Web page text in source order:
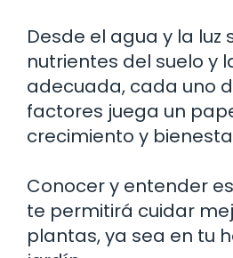
Desde el agua y la luz
nutrientes del suelo y
adecuada, cada uno
factores juega un
crecimiento y
Conocer y entender
te permitirá cuidar
plantas, ya sea en tu